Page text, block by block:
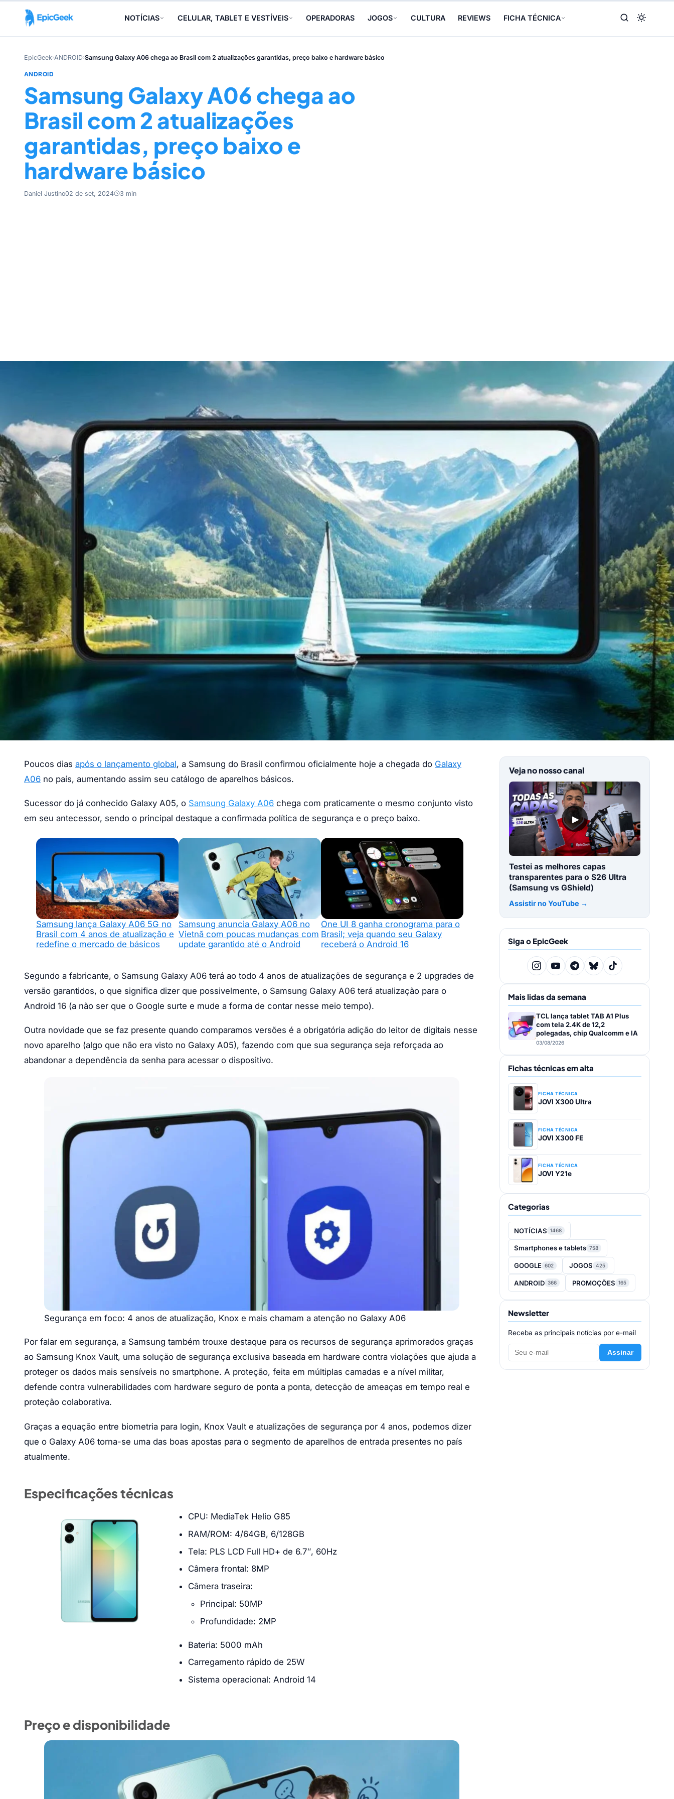
NOTÍCIAS CELULAR, TABLET E VESTÍVEIS OPERADORAS JOGOS CULTURA REVIEWS FICHA TÉCNICA
EpicGeek›ANDROID›Samsung Galaxy A06 chega ao Brasil com 2 atualizações garantidas, preço baixo e hardware básico
ANDROID
Samsung Galaxy A06 chega ao
Brasil com 2 atualizações
garantidas, preço baixo e
hardware básico
Daniel Justino02 de set, 2024 3 min
Poucos dias após o lançamento global, a Samsung do Brasil confirmou oficialmente hoje a chegada do Galaxy
A06 no país, aumentando assim seu catálogo de aparelhos básicos.
Sucessor do já conhecido Galaxy A05, o Samsung Galaxy A06 chega com praticamente o mesmo conjunto visto
em seu antecessor, sendo o principal destaque a confirmada política de segurança e o preço baixo.
Samsung lança Galaxy A06 5G no
Brasil com 4 anos de atualização e
redefine o mercado de básicos
Samsung anuncia Galaxy A06 no
Vietnã com poucas mudanças com
update garantido até o Android
One UI 8 ganha cronograma para o
Brasil; veja quando seu Galaxy
receberá o Android 16
Segundo a fabricante, o Samsung Galaxy A06 terá ao todo 4 anos de atualizações de segurança e 2 upgrades de
versão garantidos, o que significa dizer que possivelmente, o Samsung Galaxy A06 terá atualização para o
Android 16 (a não ser que o Google surte e mude a forma de contar nesse meio tempo).
Outra novidade que se faz presente quando comparamos versões é a obrigatória adição do leitor de digitais nesse
novo aparelho (algo que não era visto no Galaxy A05), fazendo com que sua segurança seja reforçada ao
abandonar a dependência da senha para acessar o dispositivo.
Segurança em foco: 4 anos de atualização, Knox e mais chamam a atenção no Galaxy A06
Por falar em segurança, a Samsung também trouxe destaque para os recursos de segurança aprimorados graças
ao Samsung Knox Vault, uma solução de segurança exclusiva baseada em hardware contra violações que ajuda a
proteger os dados mais sensíveis no smartphone. A proteção, feita em múltiplas camadas e a nível militar,
defende contra vulnerabilidades com hardware seguro de ponta a ponta, detecção de ameaças em tempo real e
proteção colaborativa.
Graças a equação entre biometria para login, Knox Vault e atualizações de segurança por 4 anos, podemos dizer
que o Galaxy A06 torna-se uma das boas apostas para o segmento de aparelhos de entrada presentes no país
atualmente.
Especificações técnicas
CPU: MediaTek Helio G85
RAM/ROM: 4/64GB, 6/128GB
Tela: PLS LCD Full HD+ de 6.7″, 60Hz
Câmera frontal: 8MP
Câmera traseira:
Principal: 50MP
Profundidade: 2MP
Bateria: 5000 mAh
Carregamento rápido de 25W
Sistema operacional: Android 14
Preço e disponibilidade
Veja no nosso canal
▶
Testei as melhores capas
transparentes para o S26 Ultra
(Samsung vs GShield)
Assistir no YouTube →
Siga o EpicGeek
Mais lidas da semana
TCL lança tablet TAB A1 Plus
com tela 2.4K de 12,2
polegadas, chip Qualcomm e IA
03/08/2026
Fichas técnicas em alta
FICHA TÉCNICA
JOVI X300 Ultra
FICHA TÉCNICA
JOVI X300 FE
FICHA TÉCNICA
JOVI Y21e
Categorias
NOTÍCIAS 1468
Smartphones e tablets 758
GOOGLE 602 JOGOS 425
ANDROID 366 PROMOÇÕES 165
Newsletter
Receba as principais notícias por e-mail
Assinar